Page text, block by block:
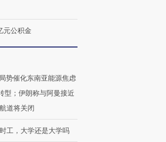
视线｜不考竞赛的王虹、
元公积金
势催化东南亚能源焦虑
型；伊朗称与阿曼接近
道将关闭
工，大学还是大学吗